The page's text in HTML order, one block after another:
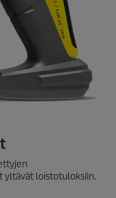
yltävät loistotuloksiin.